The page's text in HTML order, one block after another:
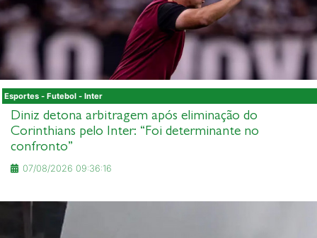
Esportes - Futebol - Inter
Diniz detona arbitragem após eliminação do
Corinthians pelo Inter: “Foi determinante no
confronto”
07/08/2026 09:36:16